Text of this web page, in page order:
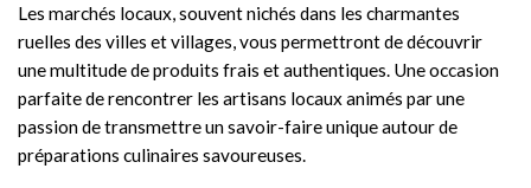
Les marchés locaux, souvent nichés dans les charmantes
ruelles des villes et villages, vous permettront de découvrir
une multitude de produits frais et authentiques. Une occasion
parfaite de rencontrer les artisans locaux animés par une
passion de transmettre un savoir-faire unique autour de
préparations culinaires savoureuses.